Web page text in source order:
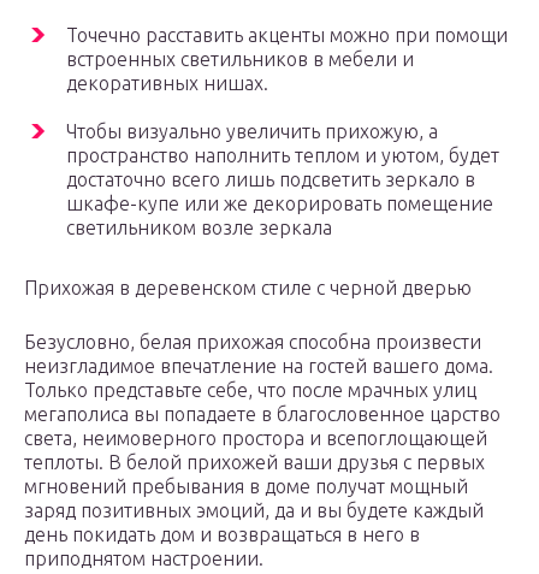
Точечно расставить акценты можно при помощи
встроенных светильников в мебели и
декоративных нишах.
Чтобы визуально увеличить прихожую, а
пространство наполнить теплом и уютом, будет
достаточно всего лишь подсветить зеркало в
шкафе-купе или же декорировать помещение
светильником возле зеркала
Прихожая в деревенском стиле с черной дверью
Безусловно, белая прихожая способна произвести
неизгладимое впечатление на гостей вашего дома.
Только представьте себе, что после мрачных улиц
мегаполиса вы попадаете в благословенное царство
света, неимоверного простора и всепоглощающей
теплоты. В белой прихожей ваши друзья с первых
мгновений пребывания в доме получат мощный
заряд позитивных эмоций, да и вы будете каждый
день покидать дом и возвращаться в него в
приподнятом настроении.